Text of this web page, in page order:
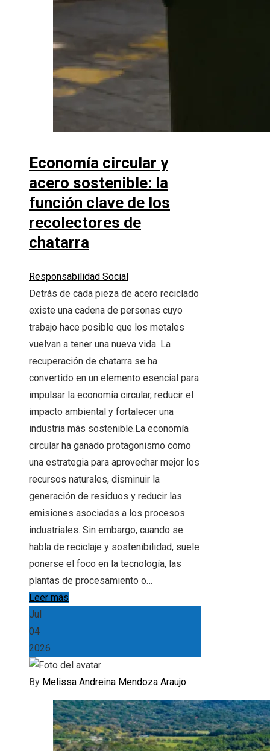
Economía circular y
acero sostenible: la
función clave de los
recolectores de
chatarra
Responsabilidad Social
Detrás de cada pieza de acero reciclado
existe una cadena de personas cuyo
trabajo hace posible que los metales
vuelvan a tener una nueva vida. La
recuperación de chatarra se ha
convertido en un elemento esencial para
impulsar la economía circular, reducir el
impacto ambiental y fortalecer una
industria más sostenible.La economía
circular ha ganado protagonismo como
una estrategia para aprovechar mejor los
recursos naturales, disminuir la
generación de residuos y reducir las
emisiones asociadas a los procesos
industriales. Sin embargo, cuando se
habla de reciclaje y sostenibilidad, suele
ponerse el foco en la tecnología, las
plantas de procesamiento o…
Leer más
Jul
04
2026
By Melissa Andreina Mendoza Araujo